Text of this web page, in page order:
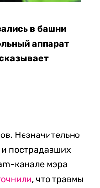
в башни
аппарат
Незначительно
пострадавших
канале мэра
, что травмы